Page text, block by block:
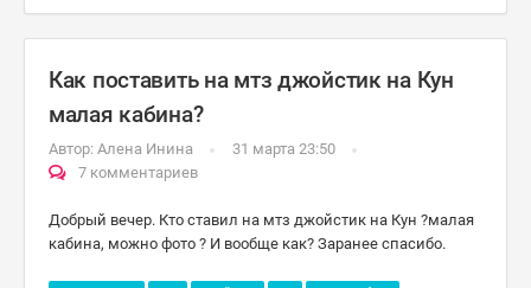
Как поставить на мтз джойстик на Кун
малая кабина?
Автор: Алена Инина
31 марта 23:50
7 комментариев
Добрый вечер. Кто ставил на мтз джойстик на Кун ?малая
кабина, можно фото ? И вообще как? Заранее спасибо.